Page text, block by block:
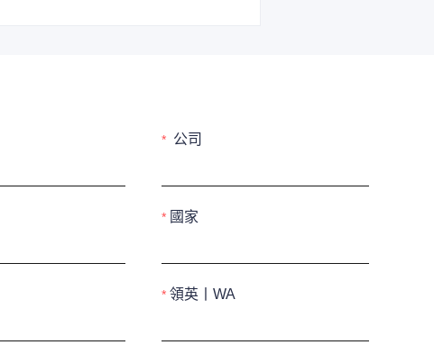
公司
國家
領英丨WA